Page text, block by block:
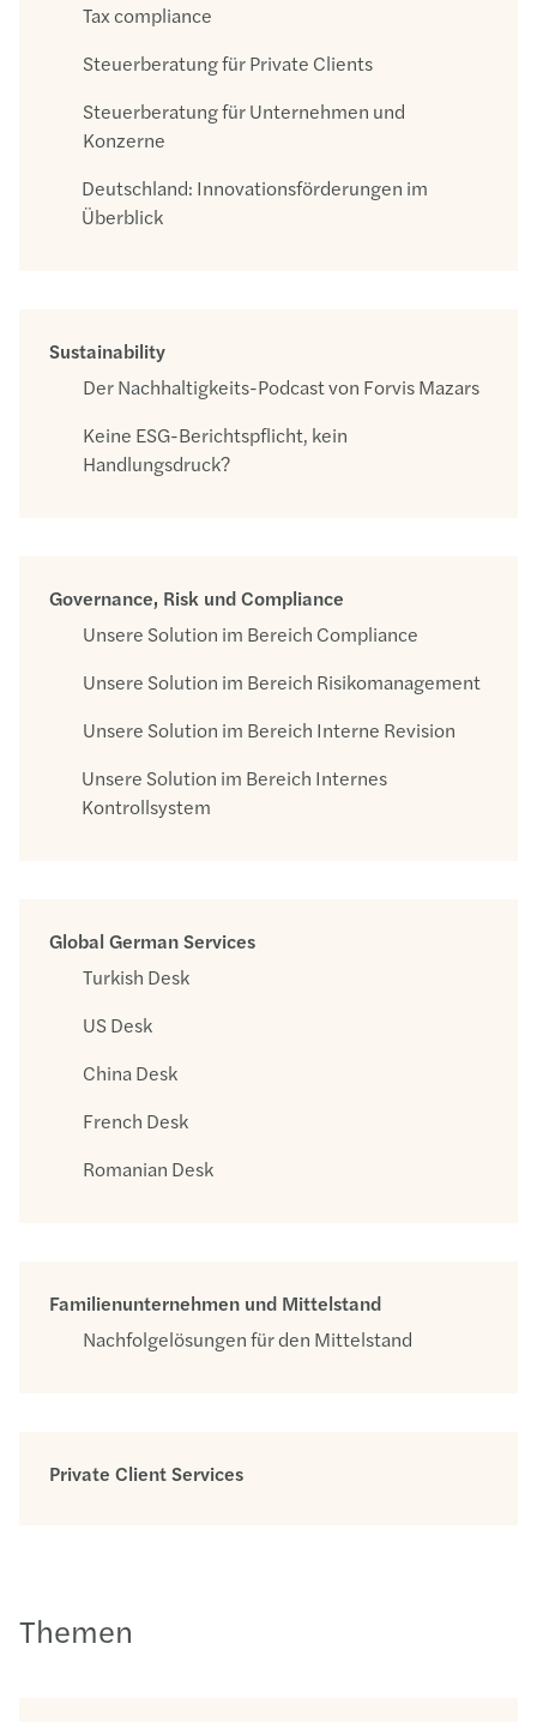
Tax compliance
Steuerberatung für Private Clients
Steuerberatung für Unternehmen und
Konzerne
Deutschland: Innovationsförderungen im
Überblick
Sustainability
Der Nachhaltigkeits-Podcast von Forvis Mazars
Keine ESG-Berichtspflicht, kein
Handlungsdruck?
Governance, Risk und Compliance
Unsere Solution im Bereich Compliance
Unsere Solution im Bereich Risikomanagement
Unsere Solution im Bereich Interne Revision
Unsere Solution im Bereich Internes
Kontrollsystem
Global German Services
Turkish Desk
US Desk
China Desk
French Desk
Romanian Desk
Familienunternehmen und Mittelstand
Nachfolgelösungen für den Mittelstand
Private Client Services
Themen